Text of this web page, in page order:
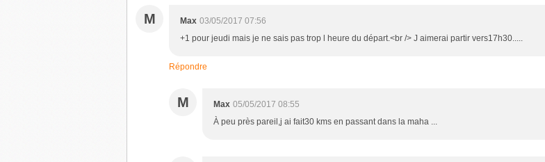
M Max 03/05/2017 07:56
+1 pour jeudi mais je ne sais pas trop l heure du départ.<br /> J aimerai partir vers17h30.....
Répondre
M Max 05/05/2017 08:55
À peu près pareil,j ai fait30 kms en passant dans la maha ...